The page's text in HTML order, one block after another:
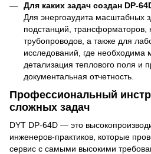
Для каких задач создан DP-
Для энергоаудита масштабных
подстанций, трансформаторов,
трубопроводов, а также для
исследований, где необходима
детализация теплового поля и
документальная отчетность.
Профессиональный
сложных задач
DYT DP-64D — это
инженеров-практиков, которые
сервис с самыми высокими